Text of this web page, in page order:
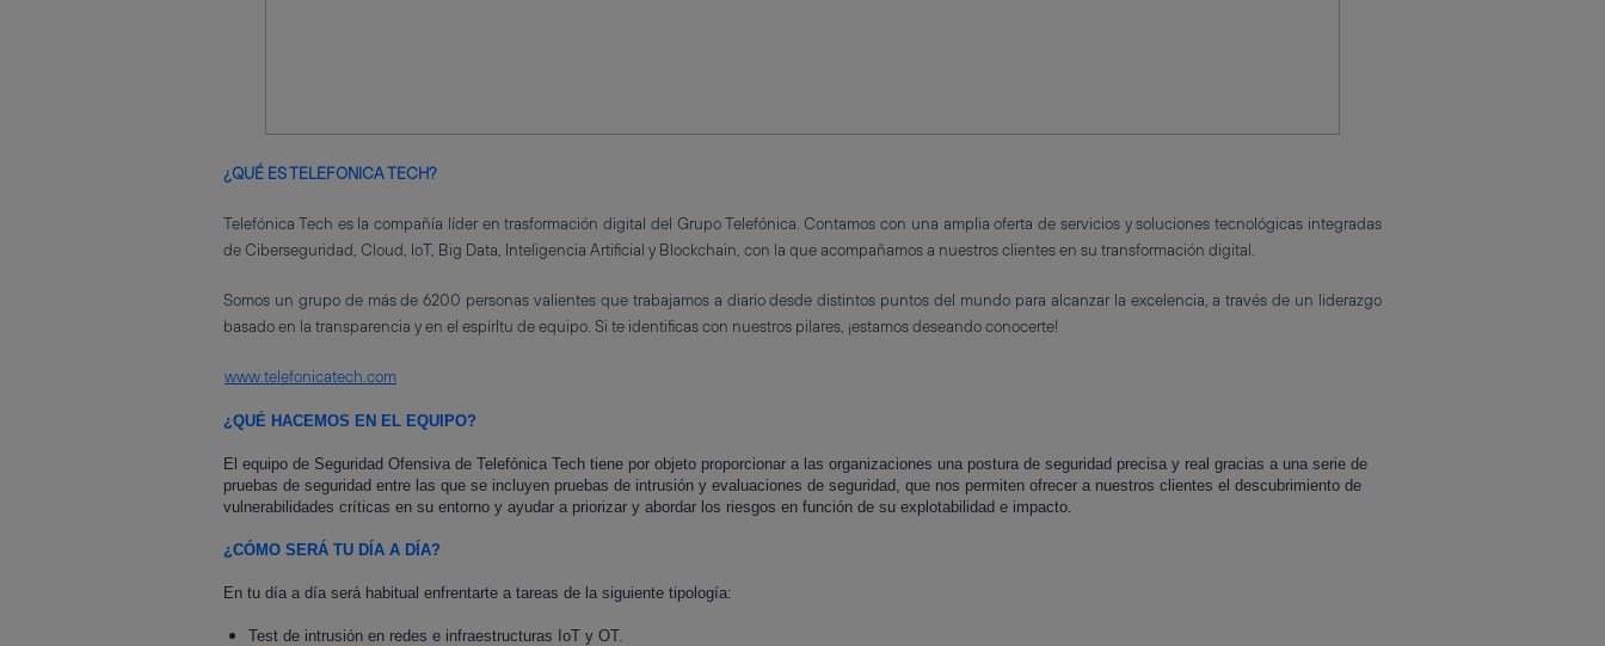
¿QUÉ ES TELEFONICA TECH?
Telefónica Tech es la compañía líder en trasformación digital del Grupo Telefónica. Contamos con una amplia oferta de servicios y soluciones tecnológicas integradas
de Ciberseguridad, Cloud, IoT, Big Data, Inteligencia Artificial y Blockchain, con la que acompañamos a nuestros clientes en su transformación digital.
Somos un grupo de más de 6200 personas valientes que trabajamos a diario desde distintos puntos del mundo para alcanzar la excelencia, a través de un liderazgo
basado en la transparencia y en el espírItu de equipo. Si te identificas con nuestros pilares, ¡estamos deseando conocerte!
www.telefonicatech.com
¿QUÉ HACEMOS EN EL EQUIPO?
El equipo de Seguridad Ofensiva de Telefónica Tech tiene por objeto proporcionar a las organizaciones una postura de seguridad precisa y real gracias a una serie de
pruebas de seguridad entre las que se incluyen pruebas de intrusión y evaluaciones de seguridad, que nos permiten ofrecer a nuestros clientes el descubrimiento de
vulnerabilidades críticas en su entorno y ayudar a priorizar y abordar los riesgos en función de su explotabilidad e impacto.
¿CÓMO SERÁ TU DÍA A DÍA?
En tu día a día será habitual enfrentarte a tareas de la siguiente tipología:
Test de intrusión en redes e infraestructuras IoT y OT.